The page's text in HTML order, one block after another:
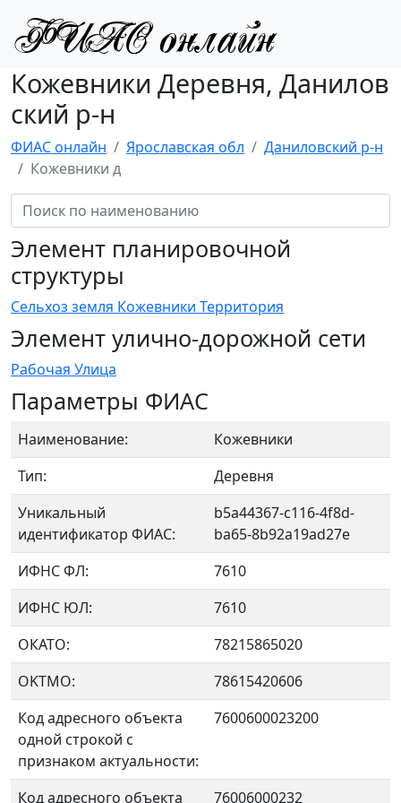
Кожевники Деревня, Данилов
ский р-н
ФИАС онлайн Ярославская обл
Даниловский р-н
Кожевники д
Элемент планировочной
структуры
Сельхоз земля Кожевники Территория
Элемент улично-дорожной сети
Рабочая Улица
Параметры ФИАС
Наименование:
Кожевники
Тип:
Деревня
Уникальный
идентификатор ФИАС:
b5a44367-c116-4f8d-
ba65-8b92a19ad27e
ИФНС ФЛ:
7610
ИФНС ЮЛ:
7610
ОКАТО:
78215865020
OKTMO:
78615420606
Код адресного объекта
одной строкой с
признаком актуальности:
7600600023200
Код адресного объекта 76006000232